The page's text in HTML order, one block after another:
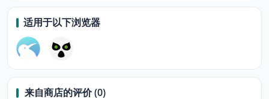
适用于以下浏览器
来自商店的评价 (0)